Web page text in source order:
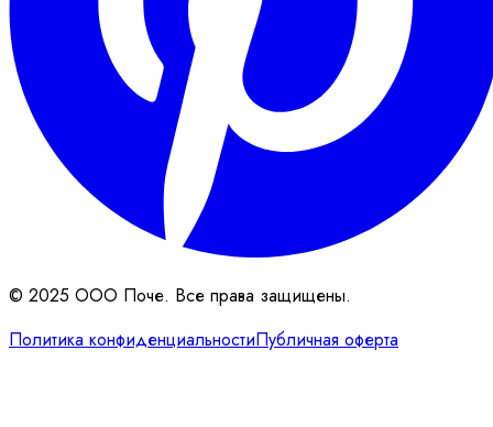
© 2025 ООО Поче. Все права защищены.
Политика конфиденциальностиПубличная оферта